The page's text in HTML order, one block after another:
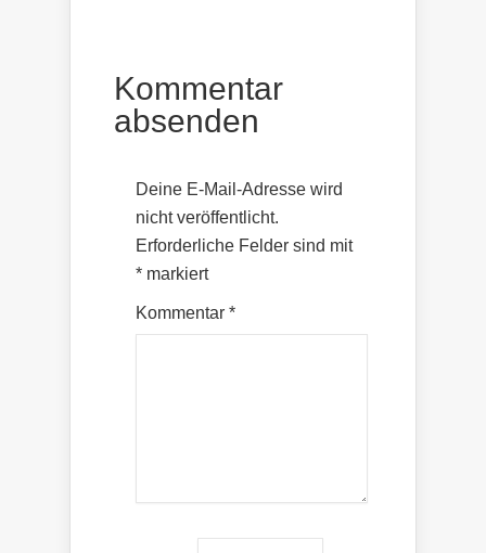
Kommentar
absenden
Deine E-Mail-Adresse wird
nicht veröffentlicht.
Erforderliche Felder sind mit
* markiert
Kommentar *